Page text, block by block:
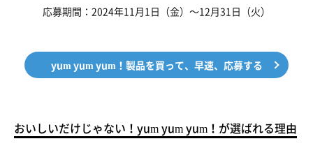
応募期間：2024年11月1日（金）～12月31日（火）
yum yum yum！製品を買って、早速、応募する
おいしいだけじゃない！yum yum yum！が選ばれる理由